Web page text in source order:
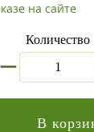
на сайте
Количество
В